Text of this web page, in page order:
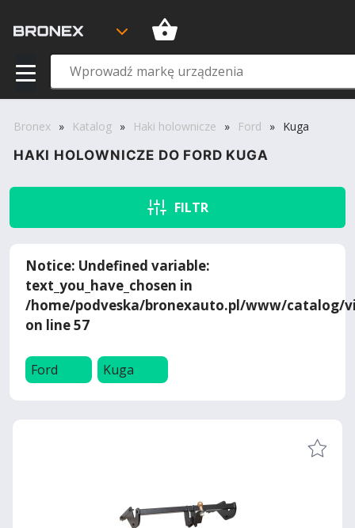
Bronex » Katalog » Haki holownicze » Ford » Kuga
HAKI HOLOWNICZE DO FORD KUGA
FILTR
Notice: Undefined variable:
text_you_have_chosen in
/home/podveska/bronexauto.pl/www/catalog/
on line57
Ford Kuga